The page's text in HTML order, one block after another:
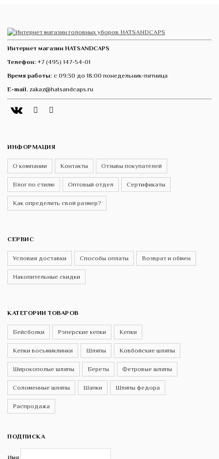
Интернет магазин HATSANDCAPS
Телефон: +7 (495) 147-54-01
Время работы: с 09:30 до 18:00 понедельник-пятница
E-mail. zakaz@hatsandcaps.ru
Vk Telegram
ИНФОРМАЦИЯ
О компании Контакты Отзывы покупателей
Блог по стилю Оптовый отдел Сертификаты
Как определить свой размер?
СЕРВИС
Условия доставки Способы оплаты Возврат и обмен
Накопительные скидки
КАТЕГОРИИ ТОВАРОВ
Бейсболки Рэперские кепки Кепки
Кепки восьмиклинки Шляпы Ковбойские шляпы
Широкополые шляпы Береты Фетровые шляпы
Соломенные шляпы Шапки Шляпы федора
Распродажа
ПОДПИСКА
Имя